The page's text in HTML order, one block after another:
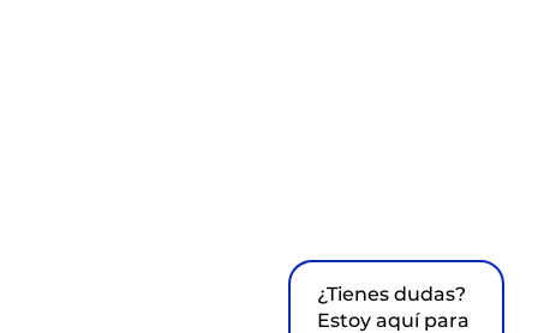
¿Tienes dudas?
Estoy aquí para